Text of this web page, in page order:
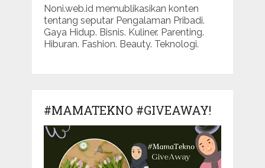
Noni.web.id memublikasikan konten
tentang seputar Pengalaman Pribadi.
Gaya Hidup. Bisnis. Kuliner. Parenting.
Hiburan. Fashion. Beauty. Teknologi.
#MAMATEKNO #GIVEAWAY!